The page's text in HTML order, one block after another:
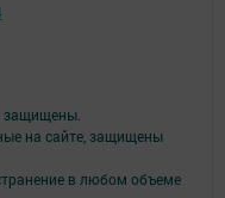
защищены.
на сайте, защищены
в любом объеме